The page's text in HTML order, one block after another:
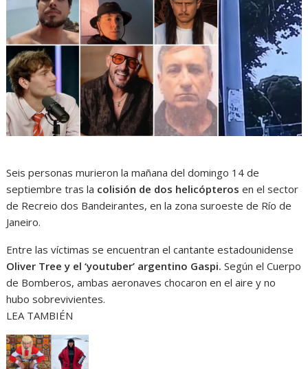
Seis personas murieron la mañana del domingo 14 de
septiembre tras la colisión de dos helicópteros en el sector
de Recreio dos Bandeirantes, en la zona suroeste de Río de
Janeiro.
Entre las víctimas se encuentran el cantante estadounidense
Oliver Tree y el ‘youtuber’ argentino Gaspi. Según el Cuerpo
de Bomberos, ambas aeronaves chocaron en el aire y no
hubo sobrevivientes.
LEA TAMBIÉN